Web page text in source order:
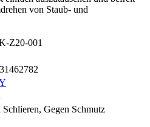
von Staub- und
Z20-001
Schlieren, Gegen Schmutz